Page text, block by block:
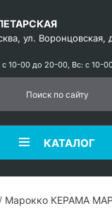
ул. Воронцовская,
10-00 до 20-00, Вс: с 10-
КАТАЛОГ
/ Марокко КЕРАМА